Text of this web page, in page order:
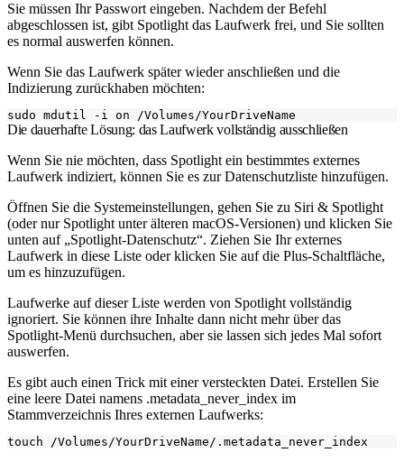
Sie müssen Ihr Passwort eingeben. Nachdem der Befehl
abgeschlossen ist, gibt Spotlight das Laufwerk frei, und Sie sollten
es normal auswerfen können.
Wenn Sie das Laufwerk später wieder anschließen und die
Indizierung zurückhaben möchten:
Die dauerhafte Lösung: das Laufwerk vollständig ausschließen
Wenn Sie nie möchten, dass Spotlight ein bestimmtes externes
Laufwerk indiziert, können Sie es zur Datenschutzliste hinzufügen.
Öffnen Sie die Systemeinstellungen, gehen Sie zu Siri & Spotlight
(oder nur Spotlight unter älteren macOS-Versionen) und klicken Sie
unten auf „Spotlight-Datenschutz“. Ziehen Sie Ihr externes
Laufwerk in diese Liste oder klicken Sie auf die Plus-Schaltfläche,
um es hinzuzufügen.
Laufwerke auf dieser Liste werden von Spotlight vollständig
ignoriert. Sie können ihre Inhalte dann nicht mehr über das
Spotlight-Menü durchsuchen, aber sie lassen sich jedes Mal sofort
auswerfen.
Es gibt auch einen Trick mit einer versteckten Datei. Erstellen Sie
eine leere Datei namens .metadata_never_index im
Stammverzeichnis Ihres externen Laufwerks: